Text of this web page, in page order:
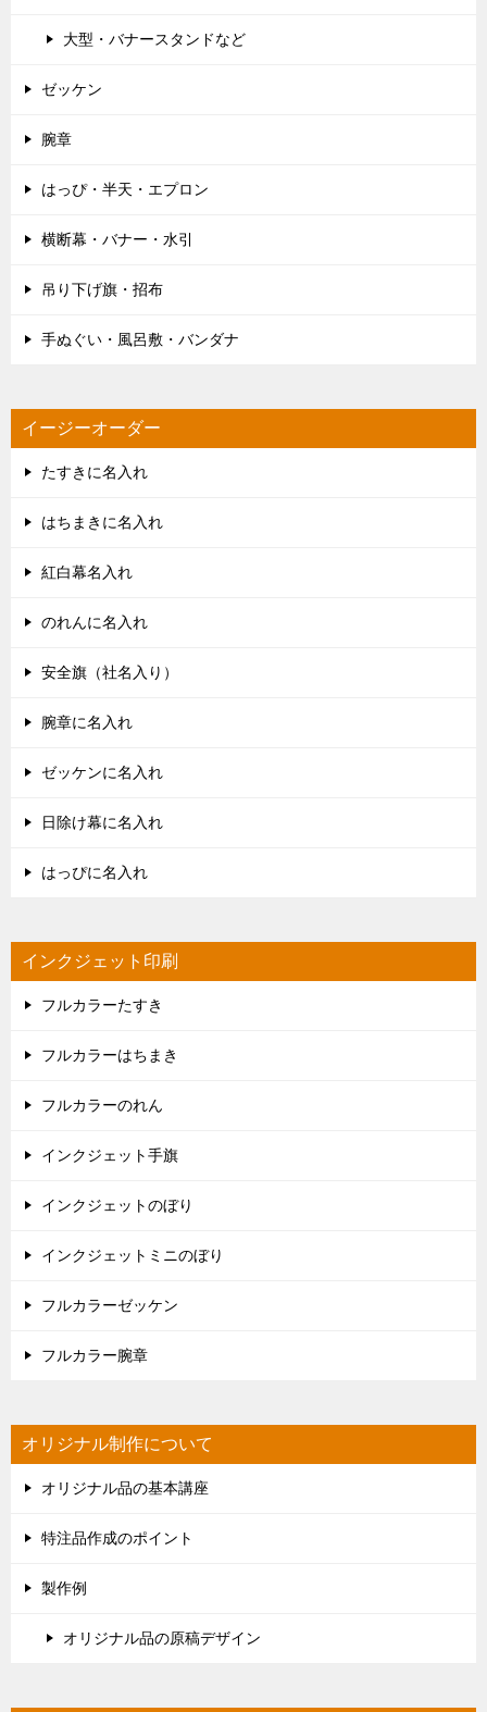
大型・バナースタンドなど
ゼッケン
腕章
はっぴ・半天・エプロン
横断幕・バナー・水引
吊り下げ旗・招布
手ぬぐい・風呂敷・バンダナ
イージーオーダー
たすきに名入れ
はちまきに名入れ
紅白幕名入れ
のれんに名入れ
安全旗（社名入り）
腕章に名入れ
ゼッケンに名入れ
日除け幕に名入れ
はっぴに名入れ
インクジェット印刷
フルカラーたすき
フルカラーはちまき
フルカラーのれん
インクジェット手旗
インクジェットのぼり
インクジェットミニのぼり
フルカラーゼッケン
フルカラー腕章
オリジナル制作について
オリジナル品の基本講座
特注品作成のポイント
製作例
オリジナル品の原稿デザイン